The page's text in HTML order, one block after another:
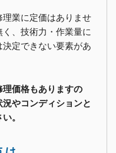
業に定価はありませ
、技術力・作業量に
定できない要素があ
価格もありますの
やコンディションと
。